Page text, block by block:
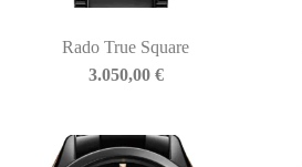
Rado True Square
3.050,00 €